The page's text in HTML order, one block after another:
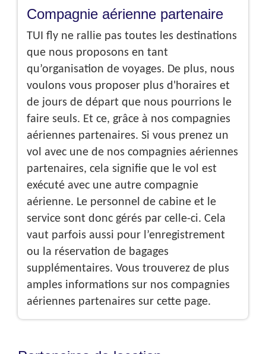
Compagnie aérienne partenaire
TUI fly ne rallie pas toutes les destinations
que nous proposons en tant
qu’organisation de voyages. De plus, nous
voulons vous proposer plus d'horaires et
de jours de départ que nous pourrions le
faire seuls. Et ce, grâce à nos compagnies
aériennes partenaires. Si vous prenez un
vol avec une de nos compagnies aériennes
partenaires, cela signifie que le vol est
exécuté avec une autre compagnie
aérienne. Le personnel de cabine et le
service sont donc gérés par celle-ci. Cela
vaut parfois aussi pour l’enregistrement
ou la réservation de bagages
supplémentaires. Vous trouverez de plus
amples informations sur nos compagnies
aériennes partenaires sur cette page.